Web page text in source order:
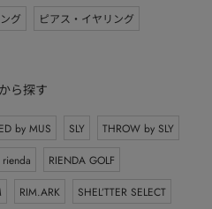
グ
ピアス・イヤリング
ら探す
by MUS SLY
THROW by SLY
rienda
RIENDA GOLF
RIM.ARK
SHEL’TTER SELECT